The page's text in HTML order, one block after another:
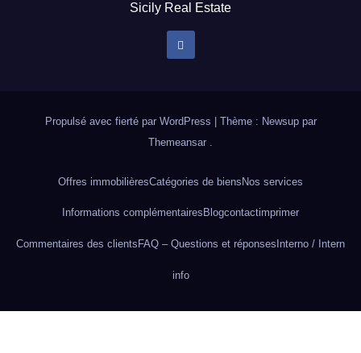
Sicily Real Estate
Propulsé avec fierté par WordPress
Thème : Newsup par
Themeansar .
Offres immobilièresCatégories de biensNos services
Informations complémentaires Blogcontactimprimer
Commentaires des clients FAQ – Questions et réponses Interno / Intern
info